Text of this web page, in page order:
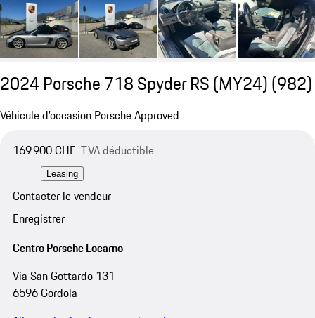
2024 Porsche 718 Spyder RS (MY24)(982)
Véhicule d’occasion Porsche Approved
169 900 CHF TVA déductible
Leasing
Contacter le vendeur
Enregistrer
Centro Porsche Locarno
Via San Gottardo 131
6596 Gordola